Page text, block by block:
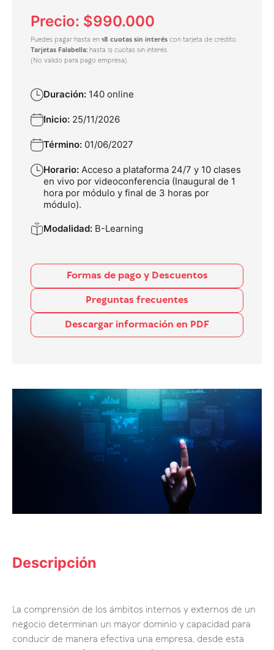
Descripción
La comprensión de los ámbitos internos y externos de un
negocio determinan un mayor dominio y capacidad para
conducir de manera efectiva una empresa, desde esta
Precio: $990.000
Puedes pagar hasta en 18 cuotas sin interés con tarjeta de crédito.
Tarjetas Falabella: hasta 12 cuotas sin interés.
(No válido para pago empresa).
Duración: 140 online
Inicio: 25/11/2026
Término: 01/06/2027
Horario: Acceso a plataforma 24/7 y 10 clases
en vivo por videoconferencia (Inaugural de 1
hora por módulo y final de 3 horas por
módulo).
Modalidad: B-Learning
Formas de pago y Descuentos
Preguntas frecuentes
Descargar información en PDF